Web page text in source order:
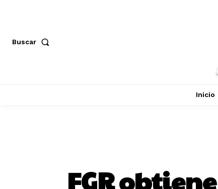
Buscar
Inicio
FGR